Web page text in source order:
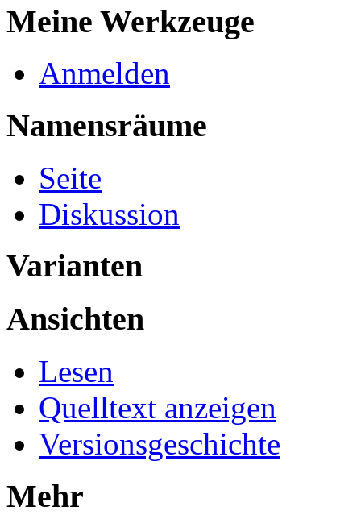
Meine Werkzeuge
Anmelden
Namensräume
Seite
Diskussion
Varianten
Ansichten
Lesen
Quelltext anzeigen
Versionsgeschichte
Mehr